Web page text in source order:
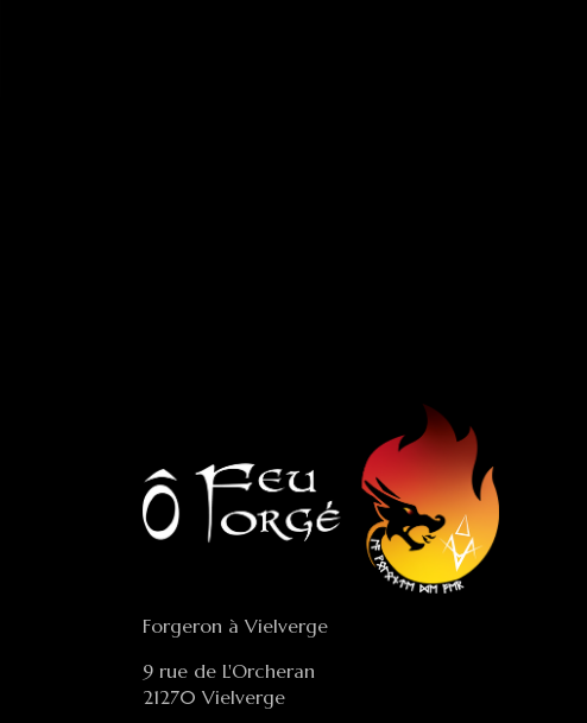
Forgeron à Vielverge
9 rue de L'Orcheran
21270 Vielverge